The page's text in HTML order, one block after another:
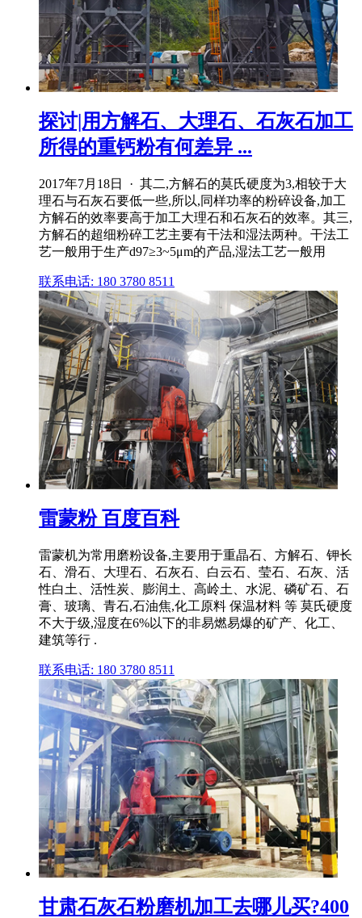
探讨|用方解石、大理石、石灰石加工
所得的重钙粉有何差异 ...
2017年7月18日 · 其二,方解石的莫氏硬度为3,相较于大
理石与石灰石要低一些,所以,同样功率的粉碎设备,加工
方解石的效率要高于加工大理石和石灰石的效率。其三,
方解石的超细粉碎工艺主要有干法和湿法两种。干法工
艺一般用于生产d97≥3~5μm的产品,湿法工艺一般用
联系电话: 180 3780 8511
雷蒙粉 百度百科
雷蒙机为常用磨粉设备,主要用于重晶石、方解石、钾长
石、滑石、大理石、石灰石、白云石、莹石、石灰、活
性白土、活性炭、膨润土、高岭土、水泥、磷矿石、石
膏、玻璃、青石,石油焦,化工原料 保温材料 等 莫氏硬度
不大于级,湿度在6%以下的非易燃易爆的矿产、化工、
建筑等行 .
联系电话: 180 3780 8511
甘肃石灰石粉磨机加工去哪儿买?400